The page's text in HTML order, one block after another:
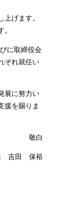
げます。
に取締役会
ぞれ就任い
展に努力い
援を賜りま
敬白
吉田 保裕